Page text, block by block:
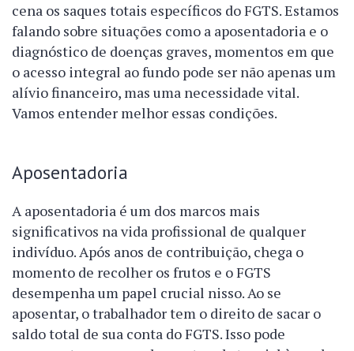
cena os saques totais específicos do FGTS. Estamos
falando sobre situações como a aposentadoria e o
diagnóstico de doenças graves, momentos em que
o acesso integral ao fundo pode ser não apenas um
alívio financeiro, mas uma necessidade vital.
Vamos entender melhor essas condições.
Aposentadoria
A aposentadoria é um dos marcos mais
significativos na vida profissional de qualquer
indivíduo. Após anos de contribuição, chega o
momento de recolher os frutos e o FGTS
desempenha um papel crucial nisso. Ao se
aposentar, o trabalhador tem o direito de sacar o
saldo total de sua conta do FGTS. Isso pode